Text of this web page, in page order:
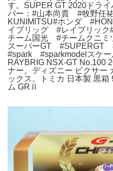
す。SUPER GT 2020ドラ
バー：#山本尚貴 #牧野任
KUNIMITSU#ホンダ
イブリッグ #レイブリッ
チーム国光 #チームクニ
スーパーGT #SUPERGT
#spark #sparkmodelスケー
RAYBRIG NSX-GT No.100
ナー。ディズニー ピクサー
ックス。トミカ 日本製 黒
ム GRⅡ